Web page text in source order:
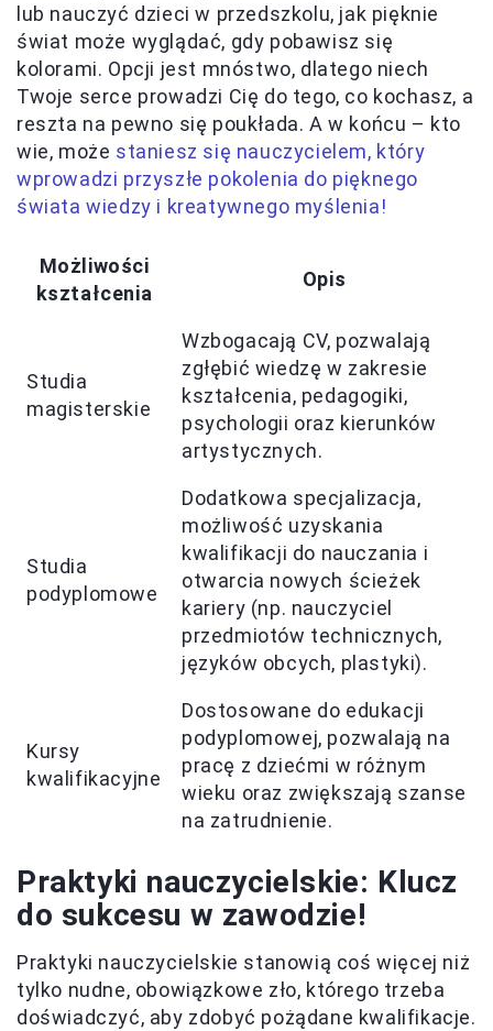
lub nauczyć dzieci w przedszkolu, jak pięknie
świat może wyglądać, gdy pobawisz się
kolorami. Opcji jest mnóstwo, dlatego niech
Twoje serce prowadzi Cię do tego, co kochasz, a
reszta na pewno się poukłada. A w końcu – kto
wie, może staniesz się nauczycielem, który
wprowadzi przyszłe pokolenia do pięknego
świata wiedzy i kreatywnego myślenia!
Możliwości
kształcenia
Opis
Studia
magisterskie
Wzbogacają CV, pozwalają
zgłębić wiedzę w zakresie
kształcenia, pedagogiki,
psychologii oraz kierunków
artystycznych.
Studia
podyplomowe
Dodatkowa specjalizacja,
możliwość uzyskania
kwalifikacji do nauczania i
otwarcia nowych ścieżek
kariery (np. nauczyciel
przedmiotów technicznych,
języków obcych, plastyki).
Kursy
kwalifikacyjne
Dostosowane do edukacji
podyplomowej, pozwalają na
pracę z dziećmi w różnym
wieku oraz zwiększają szanse
na zatrudnienie.
Praktyki nauczycielskie: Klucz
do sukcesu w zawodzie!
Praktyki nauczycielskie stanowią coś więcej niż
tylko nudne, obowiązkowe zło, którego trzeba
doświadczyć, aby zdobyć pożądane kwalifikacje.